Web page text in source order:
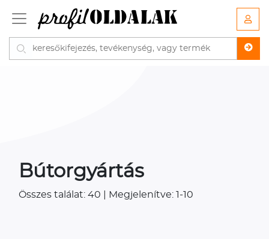
Bútorgyártás
Összes találat: 40 | Megjelenítve: 1-10